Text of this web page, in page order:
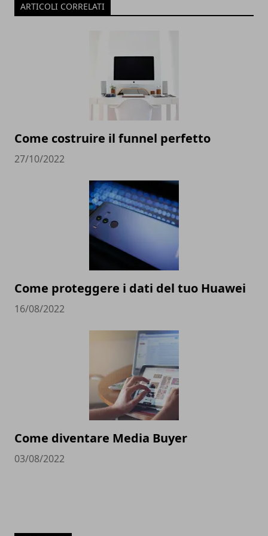
ARTICOLI CORRELATI
Come costruire il funnel perfetto
27/10/2022
Come proteggere i dati del tuo Huawei
16/08/2022
Come diventare Media Buyer
03/08/2022